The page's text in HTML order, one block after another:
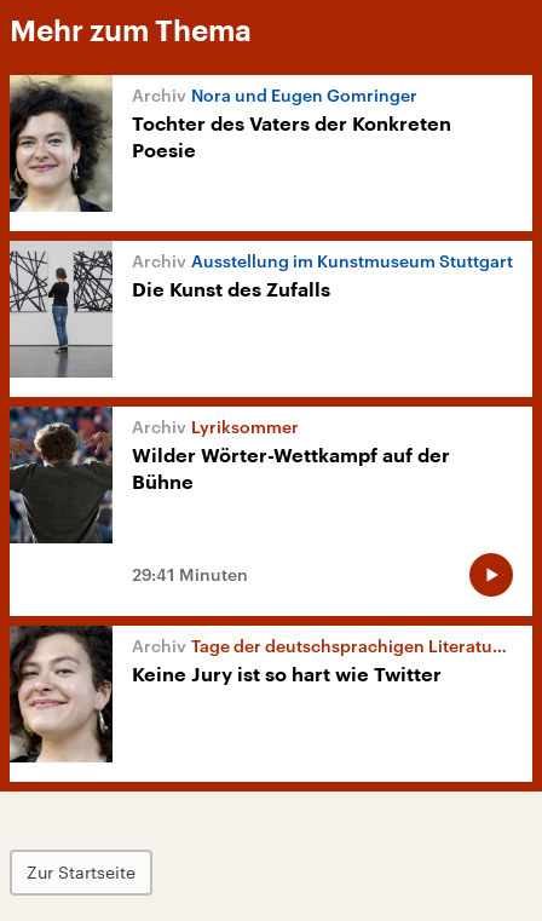
Mehr zum Thema
Nora und Eugen Gomringer
Tochter des Vaters der Konkreten
Poesie
Ausstellung im Kunstmuseum Stuttgart
Die Kunst des Zufalls
Lyriksommer
Wilder Wörter-Wettkampf auf der
Bühne
29:41 Minuten
Tage der deutschsprachigen Literatur in Klagenfurt
Keine Jury ist so hart wie Twitter
Zur Startseite